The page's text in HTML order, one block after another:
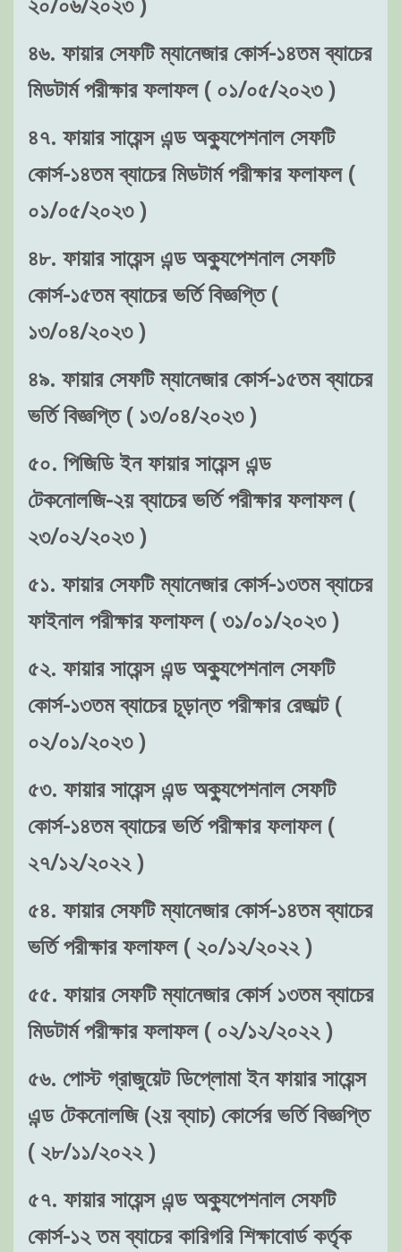
৪৬. ফায়ার সেফটি ম্যানেজার কোর্স-১৪তম ব্যাচের
মিডটার্ম পরীক্ষার ফলাফল ( ০১/০৫/২০২৩ )
৪৭. ফায়ার সায়েন্স এন্ড অক্যুপেশনাল সেফটি
কোর্স-১৪তম ব্যাচের মিডটার্ম পরীক্ষার ফলাফল (
০১/০৫/২০২৩ )
৪৮. ফায়ার সায়েন্স এন্ড অক্যুপেশনাল সেফটি
কোর্স-১৫তম ব্যাচের ভর্তি বিজ্ঞপ্তি (
১৩/০৪/২০২৩ )
৪৯. ফায়ার সেফটি ম্যানেজার কোর্স-১৫তম ব্যাচের
ভর্তি বিজ্ঞপ্তি ( ১৩/০৪/২০২৩ )
৫০. পিজিডি ইন ফায়ার সায়েন্স এন্ড
টেকনোলজি-২য় ব্যাচের ভর্তি পরীক্ষার ফলাফল (
২৩/০২/২০২৩ )
৫১. ফায়ার সেফটি ম্যানেজার কোর্স-১৩তম ব্যাচের
ফাইনাল পরীক্ষার ফলাফল ( ৩১/০১/২০২৩ )
৫২. ফায়ার সায়েন্স এন্ড অক্যুপেশনাল সেফটি
কোর্স-১৩তম ব্যাচের চূড়ান্ত পরীক্ষার রেজাল্ট (
০২/০১/২০২৩ )
৫৩. ফায়ার সায়েন্স এন্ড অক্যুপেশনাল সেফটি
কোর্স-১৪তম ব্যাচের ভর্তি পরীক্ষার ফলাফল (
২৭/১২/২০২২ )
৫৪. ফায়ার সেফটি ম্যানেজার কোর্স-১৪তম ব্যাচের
ভর্তি পরীক্ষার ফলাফল ( ২০/১২/২০২২ )
৫৫. ফায়ার সেফটি ম্যানেজার কোর্স ১৩তম ব্যাচের
মিডটার্ম পরীক্ষার ফলাফল ( ০২/১২/২০২২ )
৫৬. পোস্ট গ্রাজুয়েট ডিপ্লোমা ইন ফায়ার সায়েন্স
এন্ড টেকনোলজি (২য় ব্যাচ) কোর্সের ভর্তি বিজ্ঞপ্তি
( ২৮/১১/২০২২ )
৫৭. ফায়ার সায়েন্স এন্ড অক্যুপেশনাল সেফটি
কোর্স-১২ তম ব্যাচের কারিগরি শিক্ষাবোর্ড কর্তৃক